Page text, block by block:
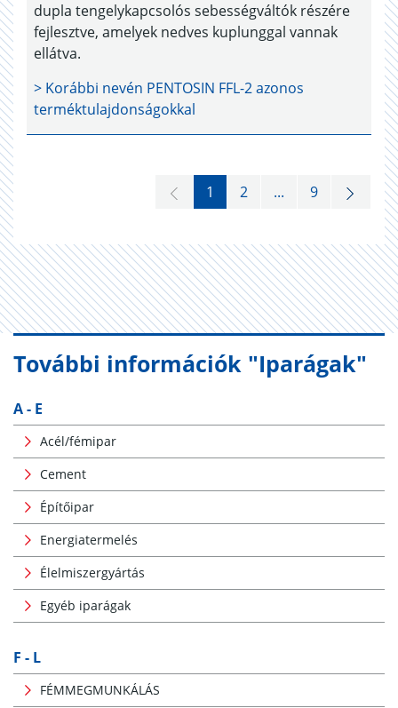
dupla tengelykapcsolós sebességváltók részére
fejlesztve, amelyek nedves kuplunggal vannak
ellátva.
> Korábbi nevén PENTOSIN FFL-2azonos
terméktulajdonságokkal
1 2 ... 9
További információk "Iparágak"
A - E
Acél/fémipar
Cement
Építőipar
Energiatermelés
Élelmiszergyártás
Egyéb iparágak
F - L
FÉMMEGMUNKÁLÁS